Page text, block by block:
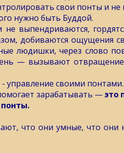
свои понты и не
нужно быть Буддой.
выпендриваются,
добиваются ощущения
людишки, через слово
— вызывают
управление своими понтами.
зарабатывать —это
понты.
что они умные, что они